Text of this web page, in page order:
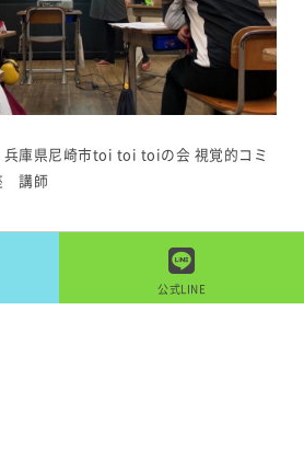
庫県尼崎市toi toi toiの会 視覚的コミ
講師
公式LINE